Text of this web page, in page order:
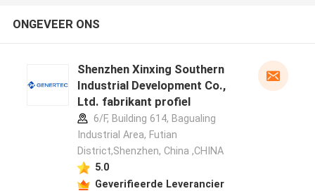
ONGEVEER ONS
Shenzhen Xinxing Southern
Industrial Development Co.,
Ltd. fabrikant profiel
6/F, Building 614, Bagualing
Industrial Area, Futian
District,Shenzhen, China ,CHINA
5.0
Geverifieerde Leverancier